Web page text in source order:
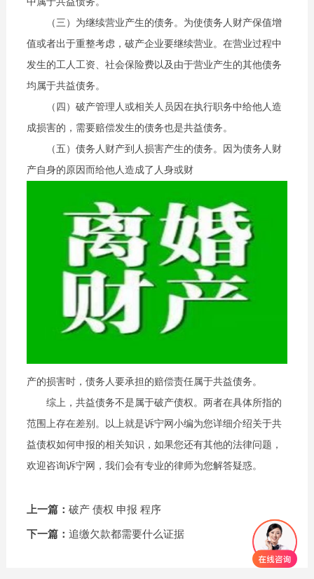
（三）为继续营业产生的债务。为使债务人财产保值增
值或者出于重整考虑，破产企业要继续营业。在营业过程中
发生的工人工资、社会保险费以及由于营业产生的其他债务
均属于共益债务。
（四）破产管理人或相关人员因在执行职务中给他人造
成损害的，需要赔偿发生的债务也是共益债务。
（五）债务人财产到人损害产生的债务。因为债务人财
产自身的原因而给他人造成了人身或财
产的损害时，债务人要承担的赔偿责任属于共益债务。
综上，共益债务不是属于破产债权。两者在具体所指的
范围上存在差别。以上就是诉宁网小编为您详细介绍关于共
益债权如何申报的相关知识，如果您还有其他的法律问题，
欢迎咨询诉宁网，我们会有专业的律师为您解答疑惑。
上一篇：破产 债权 申报 程序
下一篇：追缴欠款都需要什么证据